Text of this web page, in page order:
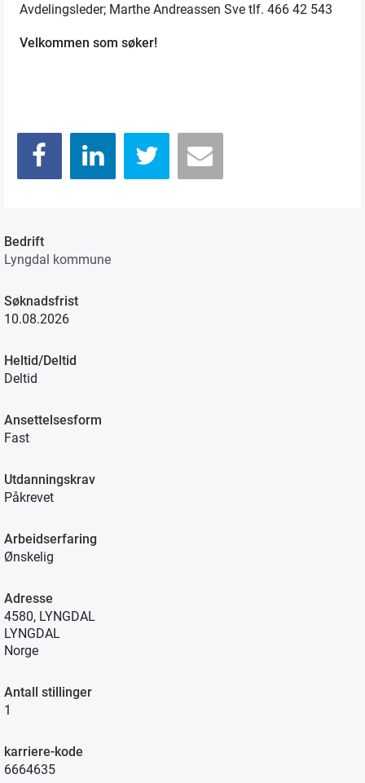
Avdelingsleder; Marthe Andreassen Sve tlf. 466 42 543
Velkommen som søker!
Bedrift
Lyngdal kommune
Søknadsfrist
10.08.2026
Heltid/Deltid
Deltid
Ansettelsesform
Fast
Utdanningskrav
Påkrevet
Arbeidserfaring
Ønskelig
Adresse
4580, LYNGDAL
LYNGDAL
Norge
Antall stillinger
1
karriere-kode
6664635